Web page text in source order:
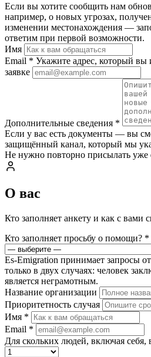
Если вы хотите сообщить нам
например, о новых угрозах,
изменении местонахождения —
ответим при первой возможности.
Имя
Email * Укажите адрес, который вы
заявке
Дополнительные сведения *
Если у вас есть документы — вы
защищённый канал, который мы
Не нужно повторно присылать уже
О вас
Кто заполняет анкету и как с вами
Кто заполняет просьбу о помощи? *
Es-Emigration принимает запросы
только в двух случаях: человек
является неграмотным.
Название организации
Приоритетность случая
Имя *
Email *
Для скольких людей, включая